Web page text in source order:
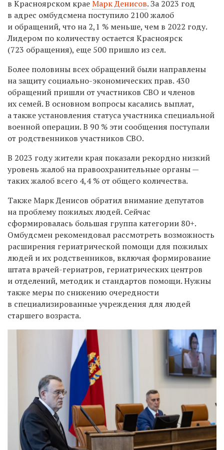
в Красноярском краеМарк Денисов. За 2023 год
в адрес омбудсмена поступило 2100 жалоб
и обращений, что на 2,1 % меньше, чем в 2022 году.
Лидером по количеству остается Красноярск
(723 обращения), еще 500 пришло из сел.
Более половины всех обращений были направлены
на защиту социально-экономических прав. 430
обращений пришли от участников СВО и членов
их семей. В основном вопросы касались выплат,
а также установления статуса участника специальной
военной операции. В 90 % эти сообщения поступали
от родственников участников СВО.
В 2023 году жители края показали рекордно низкий
уровень жалоб на правоохранительные органы —
таких жалоб всего 4,4 % от общего количества.
Также Марк Денисов обратил внимание депутатов
на проблему пожилых людей. Сейчас
сформировалась большая группа категории 80+.
Омбудсмен рекомендовал рассмотреть возможность
расширения гериатрической помощи для пожилых
людей и их родственников, включая формирование
штата врачей-гериатров, гериатрических центров
и отделений, методик и стандартов помощи. Нужны
также меры по снижению очередности
в специализированные учреждения для людей
старшего возраста.